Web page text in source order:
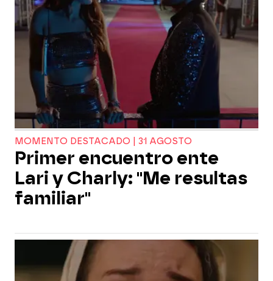
MOMENTO DESTACADO | 31 AGOSTO
Primer encuentro ente
Lari y Charly: "Me resultas
familiar"